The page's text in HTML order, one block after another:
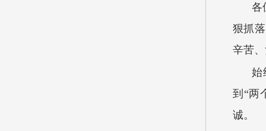
各
狠抓
辛苦
始
到“两
诚。